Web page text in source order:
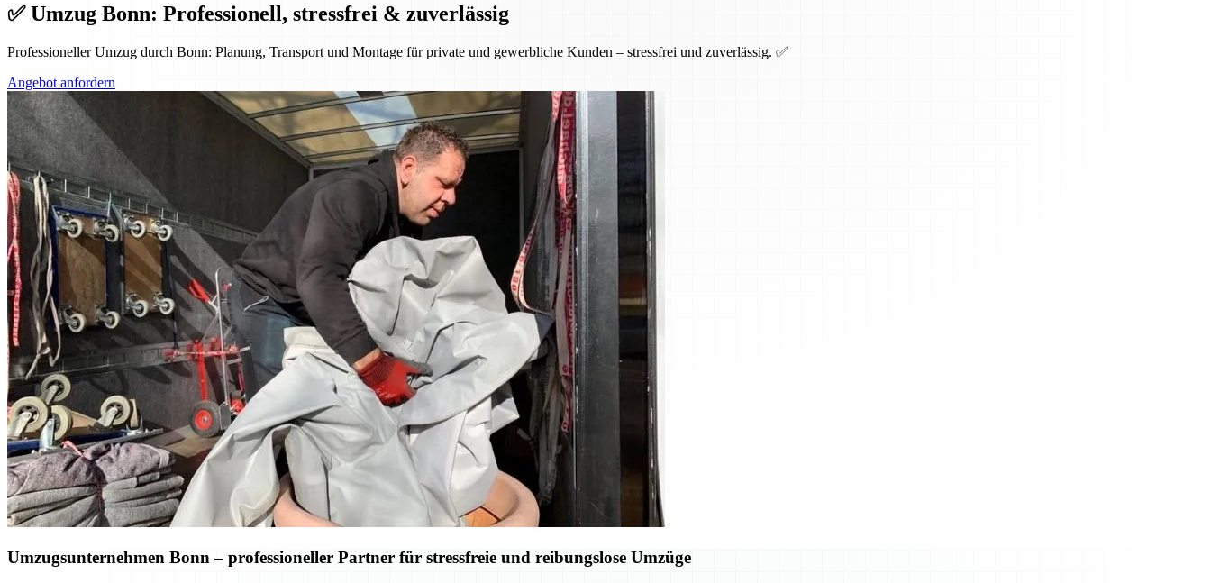
✅ Umzug Bonn: Professionell, stressfrei & zuverlässig
Professioneller Umzug durch Bonn: Planung, Transport und Montage für private und gewerbliche Kunden – stressfrei und zuverlässig. ✅
Angebot anfordern
Umzugsunternehmen Bonn – professioneller Partner für stressfreie und reibungslose Umzüge